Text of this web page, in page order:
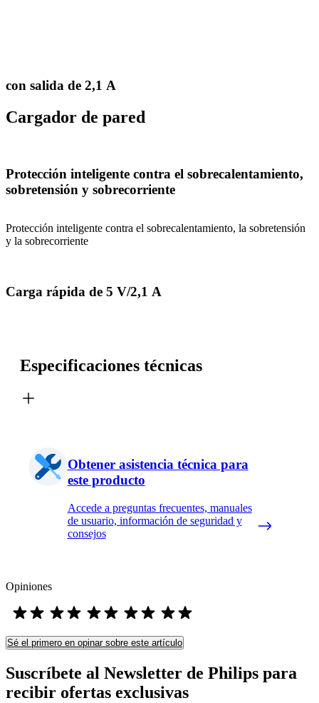
con salida de 2,1 A
Cargador de pared
Protección inteligente contra el sobrecalentamiento,
sobretensión y sobrecorriente
Protección inteligente contra el sobrecalentamiento, la sobretensión
y la sobrecorriente
Carga rápida de 5 V/2,1 A
Especificaciones técnicas
Obtener asistencia técnica para
este producto
Accede a preguntas frecuentes, manuales
de usuario, información de seguridad y
consejos
Opiniones
Sé el primero en opinar sobre este artículo
Suscríbete al Newsletter de Philips para
recibir ofertas exclusivas